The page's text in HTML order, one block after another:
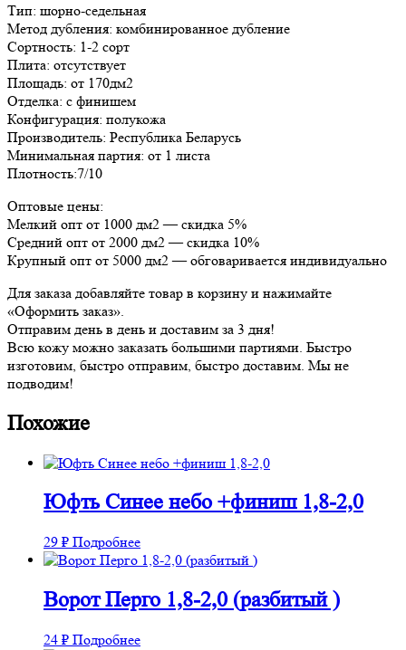
Тип: шорно-седельная
Метод дубления: комбинированное дубление
Сортность: 1-2 сорт
Плита: отсутствует
Площадь: от 170дм2
Отделка: с финишем
Конфигурация: полукожа
Производитель: Республика Беларусь
Минимальная партия: от 1 листа
Плотность:7/10
Оптовые цены:
Мелкий опт от 1000 дм2 — скидка 5%
Средний опт от 2000 дм2 — скидка 10%
Крупный опт от 5000 дм2 — обговаривается индивидуально
Для заказа добавляйте товар в корзину и нажимайте
«Оформить заказ».
Отправим день в день и доставим за 3 дня!
Всю кожу можно заказать большими партиями. Быстро
изготовим, быстро отправим, быстро доставим. Мы не
подводим!
Похожие
Юфть Синее небо +финиш 1,8-2,0
29 ₽ Подробнее
Ворот Перго 1,8-2,0 (разбитый )
24 ₽ Подробнее